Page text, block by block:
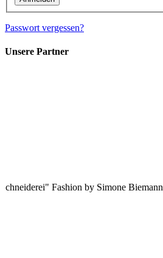
Passwort vergessen?
Unsere Partner
Fashion by Simone Biemann